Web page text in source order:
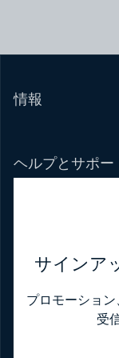
情報
ヘルプとサポー
サインア
プロモーショ
受